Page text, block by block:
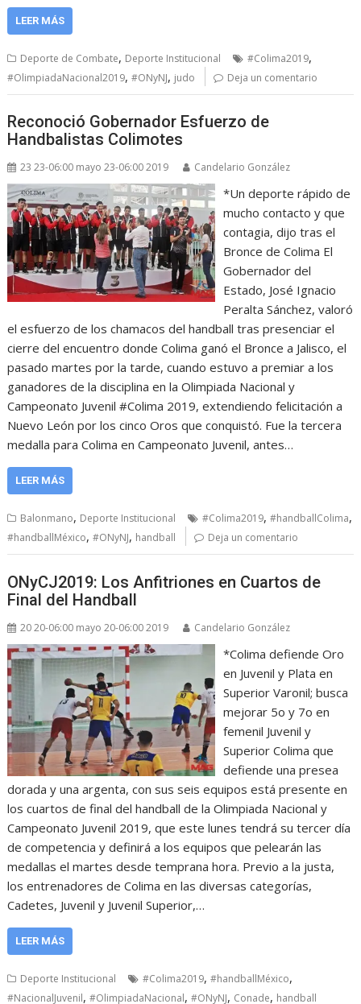
LEER MÁS
Deporte de Combate, Deporte Institucional #Colima2019,
#OlimpiadaNacional2019,#ONyNJ, judo Deja un comentario
Reconoció Gobernador Esfuerzo de
Handbalistas Colimotes
23 23-06:00 mayo 23-06:00 2019 Candelario González
*Un deporte rápido de
mucho contacto y que
contagia, dijo tras el
Bronce de Colima El
Gobernador del
Estado, José Ignacio
Peralta Sánchez, valoró
el esfuerzo de los chamacos del handball tras presenciar el
cierre del encuentro donde Colima ganó el Bronce a Jalisco, el
pasado martes por la tarde, cuando estuvo a premiar a los
ganadores de la disciplina en la Olimpiada Nacional y
Campeonato Juvenil #Colima 2019, extendiendo felicitación a
Nuevo León por los cinco Oros que conquistó. Fue la tercera
medalla para Colima en Campeonato Juvenil, antes…
LEER MÁS
Balonmano, Deporte Institucional #Colima2019,#handballColima,
#handballMéxico,#ONyNJ, handball Deja un comentario
ONyCJ2019: Los Anfitriones en Cuartos de
Final del Handball
20 20-06:00 mayo 20-06:00 2019 Candelario González
*Colima defiende Oro
en Juvenil y Plata en
Superior Varonil; busca
mejorar 5o y 7o en
femenil Juvenil y
Superior Colima que
defiende una presea
dorada y una argenta, con sus seis equipos está presente en
los cuartos de final del handball de la Olimpiada Nacional y
Campeonato Juvenil 2019, que este lunes tendrá su tercer día
de competencia y definirá a los equipos que pelearán las
medallas el martes desde temprana hora. Previo a la justa,
los entrenadores de Colima en las diversas categorías,
Cadetes, Juvenil y Juvenil Superior,…
LEER MÁS
Deporte Institucional #Colima2019,#handballMéxico,
#NacionalJuvenil,#OlimpiadaNacional,#ONyNJ, Conade, handball